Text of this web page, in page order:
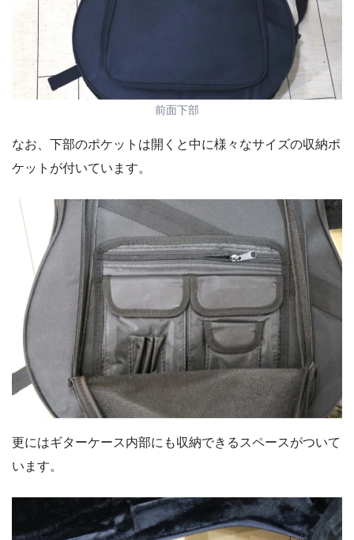
前面下部
なお、下部のポケットは開くと中に様々なサイズの収納ポ
ケットが付いています。
更にはギターケース内部にも収納できるスペースがついて
います。